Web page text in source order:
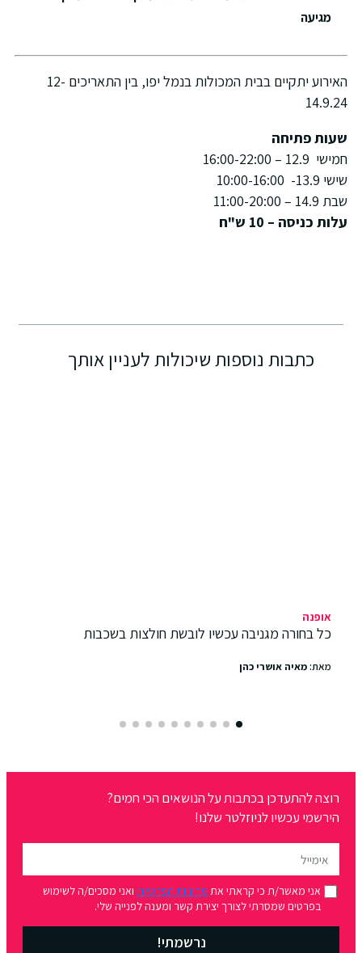
מגיעה
האירוע יתקיים בבית המכולות בנמל יפו, בין התאריכים 12-
14.9.24
שעות פתיחה
חמישי 12.9 – 16:00-22:00
שישי 13.9- 10:00-16:00
שבת 14.9 – 11:00-20:00
עלות כניסה – 10 ש"ח
כתבות נוספות שיכולות לעניין אותך
אופנה
כל בחורה מגניבה עכשיו לובשת חולצות בשכבות
מאת:מאיה אושרי כהן
רוצה להתעדכן בכתבות על הנושאים הכי חמים?
הירשמי עכשיו לניוזלטר שלנו!
אני מאשר/ת כי קראתי את מדיניות הפרטיות ואני מסכים/ה לשימוש
בפרטים שמסרתי לצורך יצירת קשר ומענה לפנייה שלי.
נרשמתי!